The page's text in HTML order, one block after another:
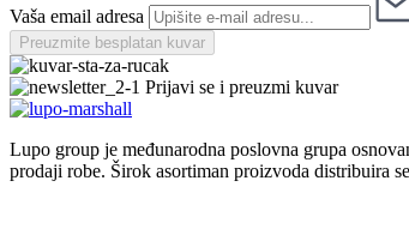
Vaša email adresa
Preuzmite besplatan kuvar
Prijavi se i preuzmi kuvar
Lupo group je međunarodna poslovna grupa
prodaji robe. Širok asortiman proizvoda distribuira